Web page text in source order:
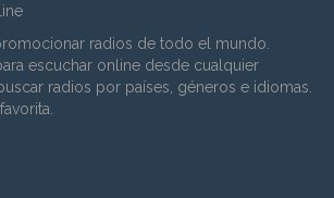
radios de todo el mundo.
escuchar online desde cualquier
radios por países, géneros e idiomas.